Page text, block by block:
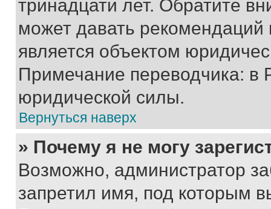
тринадцати лет. Обратите
может давать
является объектом
Примечание переводчика: в
юридической силы.
Вернуться наверх
» Почему я не могу
Возможно, администратор
запретил имя, под которым